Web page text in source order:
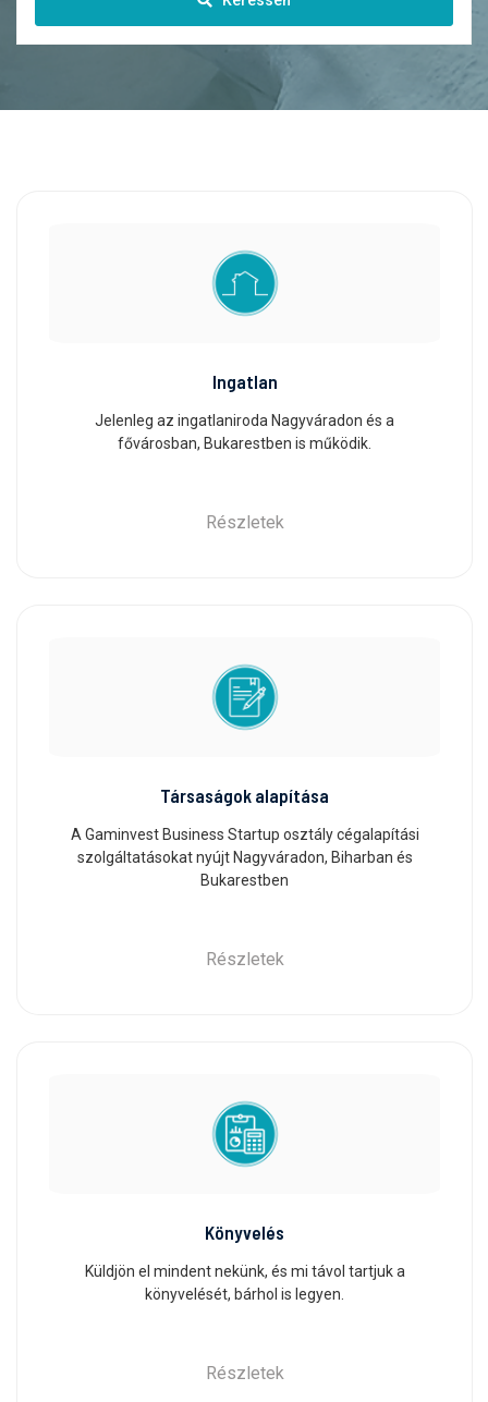
Ingatlan
Jelenleg az ingatlaniroda Nagyváradon és a
fővárosban, Bukarestben is működik.
Részletek
Társaságok alapítása
A Gaminvest Business Startup osztály cégalapítási
szolgáltatásokat nyújt Nagyváradon, Biharban és
Bukarestben
Részletek
Könyvelés
Küldjön el mindent nekünk, és mi távol tartjuk a
könyvelését, bárhol is legyen.
Részletek